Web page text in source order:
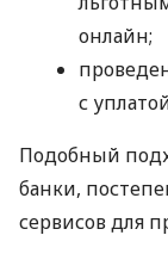
онлайн;
с
Подобный
банки,
сервисов для